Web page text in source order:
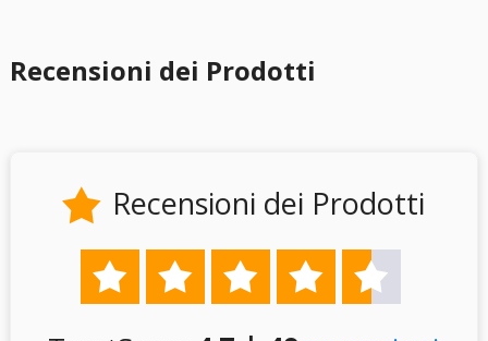
Recensioni dei Prodotti
 Recensioni dei Prodotti
    